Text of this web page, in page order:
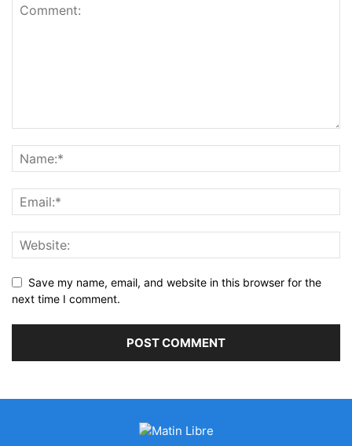
Save my name, email, and website in this browser for the
next time I comment.